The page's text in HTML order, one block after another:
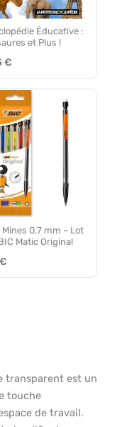
Éducative :
et Plus !
€
Mines 0,7 mm – Lot
Matic Original
transparent est un
touche
de travail.